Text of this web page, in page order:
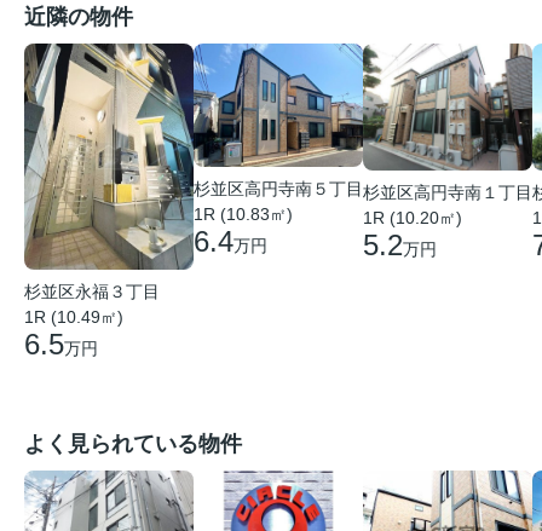
近隣の物件
杉並区永福３丁目
1R (10.49㎡)
6.5万円
杉並区高円寺南５丁目
1R (10.83㎡)
6.4万円
杉並区高円寺南１丁目
1R (10.20㎡)
5.2万円
よく見られている物件